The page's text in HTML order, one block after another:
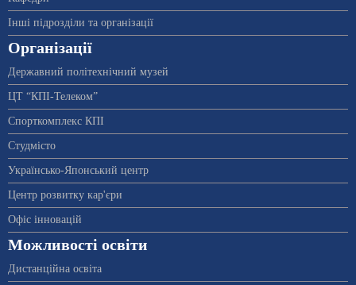
Інші підрозділи та організації
Організації
Державний політехнічний музей
ЦТ “КПІ-Телеком”
Спорткомплекс КПІ
Студмісто
Українсько-Японський центр
Центр розвитку кар'єри
Офіс інновацій
Можливості освіти
Дистанційна освіта